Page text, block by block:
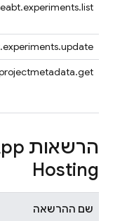
הרשאות
Hosting
שם ההרשאה